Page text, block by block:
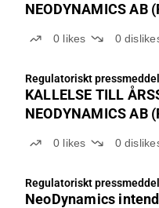
NEODYNAMICS AB
0 likes 0
Regulatoriskt
KALLELSE TILL
NEODYNAMICS AB
0 likes 0
Regulatoriskt
NeoDynamics